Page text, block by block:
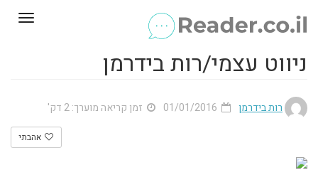
ניווט עצמי/רות בידרמן
רות בידרמן זמן קריאה מוערך: 2 דק'
אהבתי